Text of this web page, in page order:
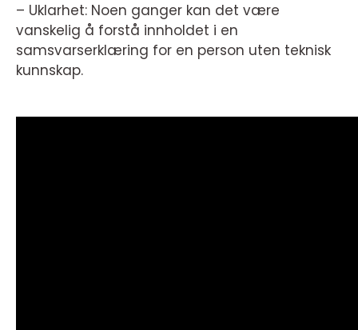
– Uklarhet: Noen ganger kan det være
vanskelig å forstå innholdet i en
samsvarserklæring for en person uten teknisk
kunnskap.